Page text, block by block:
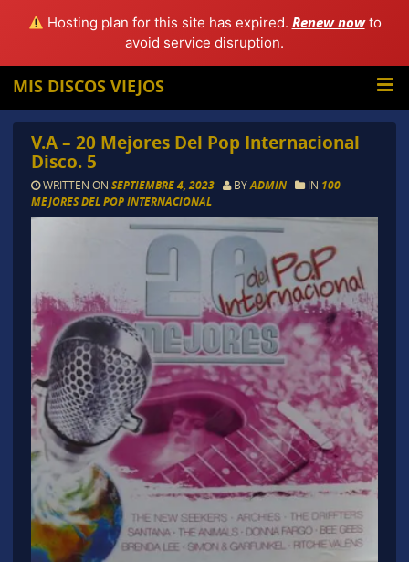
Hosting plan for this site has expired. Renew nowto
avoid service disruption.
MIS DISCOS VIEJOS
V.A – 20 Mejores Del Pop Internacional
Disco. 5
WRITTEN ON SEPTIEMBRE 4, 2023 BYADMIN IN 100
MEJORES DEL POP INTERNACIONAL